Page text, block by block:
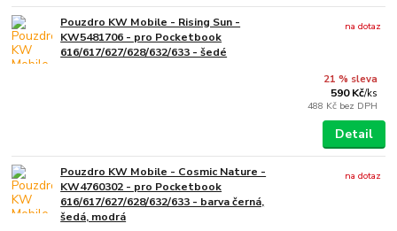
Pouzdro KW Mobile - Rising Sun -
KW5481706 - pro Pocketbook
616/617/627/628/632/633 - šedé
21 % sleva
590 Kč/ks
488 Kč bez DPH
na dotaz
Detail
Pouzdro KW Mobile - Cosmic Nature -
KW4760302 - pro Pocketbook
616/617/627/628/632/633 - barva černá,
šedá, modrá
na dotaz